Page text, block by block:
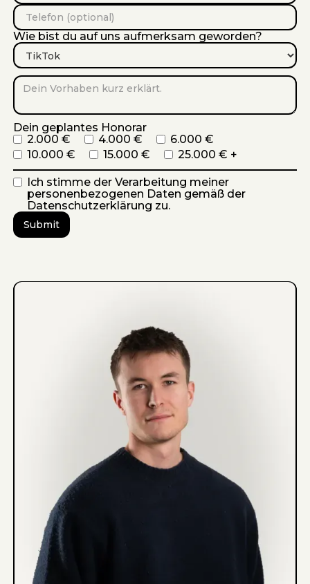
Wie bist du auf uns aufmerksam geworden?
Dein geplantes Honorar
2.000 €
4.000 €
6.000 €
10.000 €
15.000 € 25.000 € +
Ich stimme der Verarbeitung meiner
personenbezogenen Daten gemäß der
Datenschutzerklärung zu.